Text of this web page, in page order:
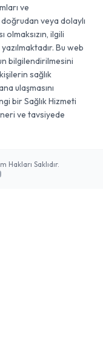
ve
veya dolaylı
ilgili
Bu web
bilgilendirilmesini
sağlık
ulaşmasını
bir Sağlık Hizmeti
ve tavsiyede
Saklıdır.